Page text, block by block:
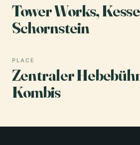
Tower Works,
Schornstein
PLACE
Zentraler
Kombis